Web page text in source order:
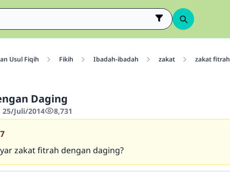
Usul Fiqih Fikih Ibadah-ibadah zakat zakat fitrah
Daging
25/Juli/2014 8,731
zakat fitrah dengan daging?